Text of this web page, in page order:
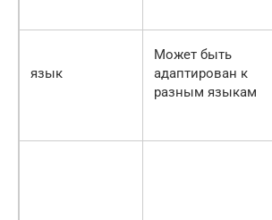
язык
Может быть
адаптирован к
разным языкам